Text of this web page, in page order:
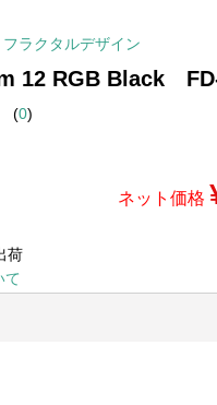
ラクタルデザイン
12 RGB Black
(0)
ネット価格
荷
て